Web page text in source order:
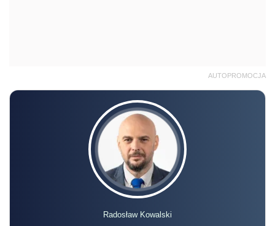
AUTOPROMOCJA
Radosław Kowalski